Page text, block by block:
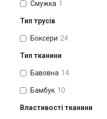
Смужка 1
Тип трусів
Боксери 24
Тип тканини
Бавовна 14
Бамбук 10
Властивості тканини